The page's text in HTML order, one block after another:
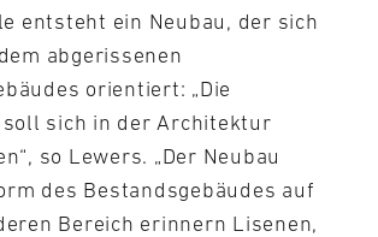
entsteht ein Neubau, der sich
abgerissenen
orientiert: „Die
soll sich in der Architektur
so Lewers. „Der Neubau
des Bestandsgebäudes auf
Bereich erinnern Lisenen,